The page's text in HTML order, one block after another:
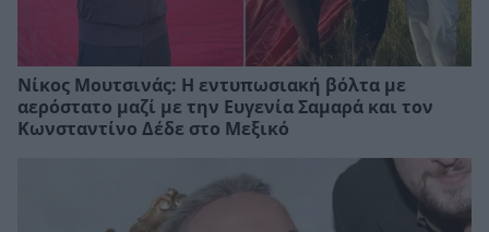
Νίκος Μουτσινάς: Η εντυπωσιακή βόλτα με
αερόστατο μαζί με την Ευγενία Σαμαρά και τον
Κωνσταντίνο Δέδε στο Μεξικό